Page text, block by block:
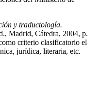
y traductología.
Madrid, Cátedra, 2004, p.
criterio clasificatorio el
jurídica, literaria, etc.